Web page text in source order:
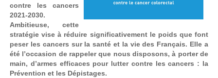
contre les cancers
2021-2030.
Ambitieuse, cette
stratégie vise à réduire significativement le poids que font
peser les cancers sur la santé et la vie des Français. Elle a
été l’occasion de rappeler que nous disposons, à porter de
main, d’armes efficaces pour lutter contre les cancers : la
Prévention et les Dépistages.